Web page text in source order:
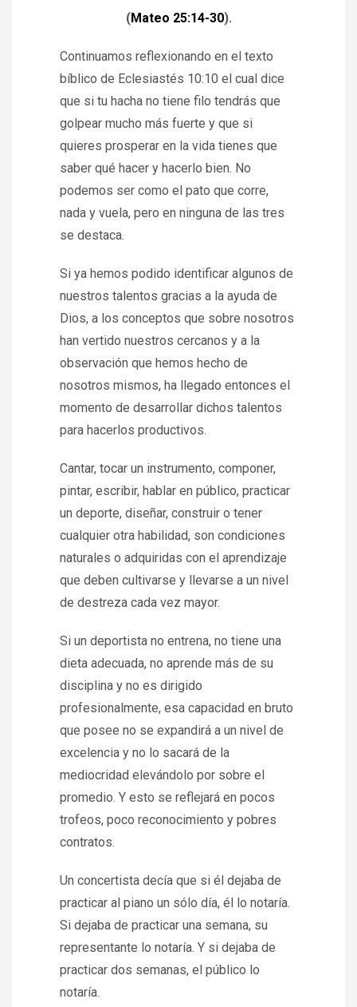
(Mateo 25:14-30).
Continuamos reflexionando en el texto
bíblico de Eclesiastés 10:10 el cual dice
que si tu hacha no tiene filo tendrás que
golpear mucho más fuerte y que si
quieres prosperar en la vida tienes que
saber qué hacer y hacerlo bien. No
podemos ser como el pato que corre,
nada y vuela, pero en ninguna de las tres
se destaca.
Si ya hemos podido identificar algunos de
nuestros talentos gracias a la ayuda de
Dios, a los conceptos que sobre nosotros
han vertido nuestros cercanos y a la
observación que hemos hecho de
nosotros mismos, ha llegado entonces el
momento de desarrollar dichos talentos
para hacerlos productivos.
Cantar, tocar un instrumento, componer,
pintar, escribir, hablar en público, practicar
un deporte, diseñar, construir o tener
cualquier otra habilidad, son condiciones
naturales o adquiridas con el aprendizaje
que deben cultivarse y llevarse a un nivel
de destreza cada vez mayor.
Si un deportista no entrena, no tiene una
dieta adecuada, no aprende más de su
disciplina y no es dirigido
profesionalmente, esa capacidad en bruto
que posee no se expandirá a un nivel de
excelencia y no lo sacará de la
mediocridad elevándolo por sobre el
promedio. Y esto se reflejará en pocos
trofeos, poco reconocimiento y pobres
contratos.
Un concertista decía que si él dejaba de
practicar al piano un sólo día, él lo notaría.
Si dejaba de practicar una semana, su
representante lo notaría. Y si dejaba de
practicar dos semanas, el público lo
notaría.